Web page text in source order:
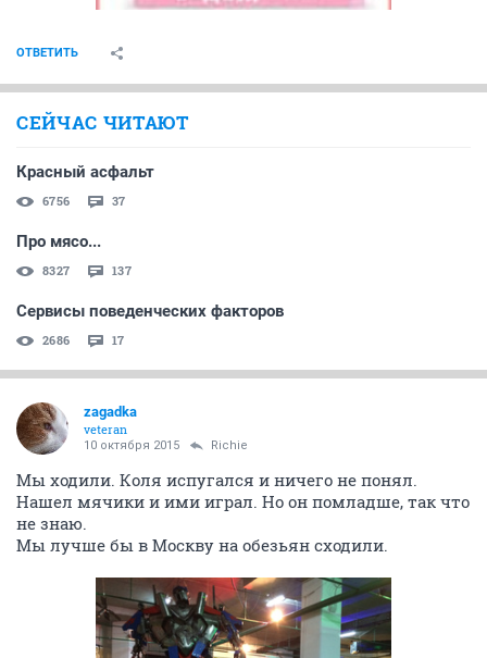
ОТВЕТИТЬ
СЕЙЧАС ЧИТАЮТ
Красный асфальт
6756 37
Про мясо...
8327 137
Сервисы поведенческих факторов
2686 17
zagadka
veteran
10 октября 2015 Richie
Мы ходили. Коля испугался и ничего не понял.
Нашел мячики и ими играл. Но он помладше, так что
не знаю.
Мы лучше бы в Москву на обезьян сходили.